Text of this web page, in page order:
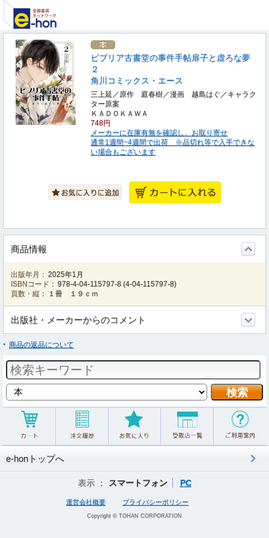
ビブリア古書堂の事件手帖扉子と虚ろな夢
２
角川コミックス・エース
三上延／原作 庭春樹／漫画 越島はぐ／キャラク
ター原案
ＫＡＤＯＫＡＷＡ
748円
メーカーに在庫有無を確認し、お取り寄せ
通常1週間~4週間で出荷 ※品切れ等で入手できな
い場合もございます
商品情報
出版年月： 2025年1月
ISBNコード： 978-4-04-115797-8 (4-04-115797-8)
頁数・縦：
１冊 １９ｃｍ
出版社・メーカーからのコメント
商品の返品について
e-honトップへ
表示 ： スマートフォン PC
運営会社概要 プライバシーポリシー
Copyright © TOHAN CORPORATION